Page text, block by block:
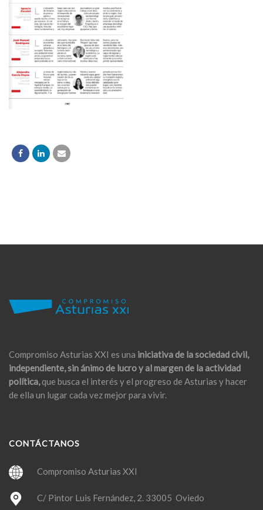
Compromiso Asturias XXI es una iniciativa de la sociedad civil,
independiente, sin ánimo de lucro y al margen de la actividad
política,que busca el interés y el progreso de Asturias y hacer
de ella un lugar cada vez mejor para vivir.
CONTÁCTANOS
Compromiso Asturias XXI
C/ Pintor Luis Fernández, 2. 33005 Oviedo